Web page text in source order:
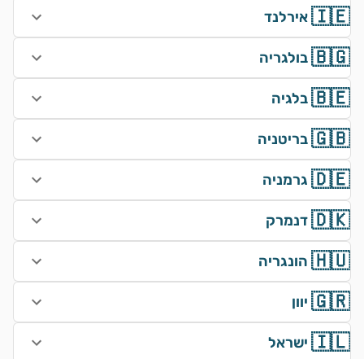
🇮🇪אירלנד
🇧🇬בולגריה
🇧🇪בלגיה
🇬🇧בריטניה
🇩🇪גרמניה
🇩🇰דנמרק
🇭🇺הונגריה
🇬🇷יוון
🇮🇱ישראל